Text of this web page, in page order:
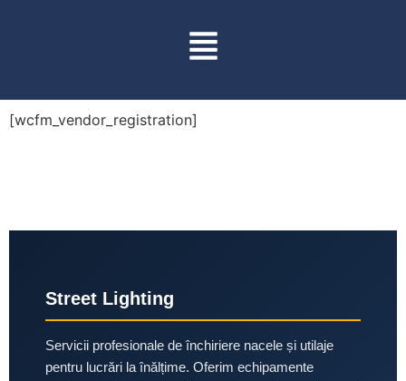
[wcfm_vendor_registration]
Street Lighting
Servicii profesionale de închiriere nacele și utilaje
pentru lucrări la înălțime. Oferim echipamente